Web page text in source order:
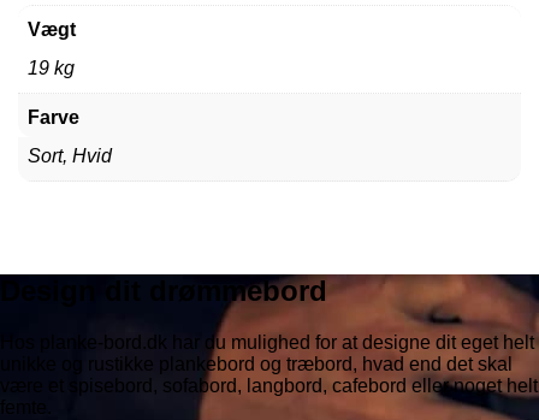
Vægt
19 kg
Farve
Sort, Hvid
Design dit drømmebord
Hos planke-bord.dk har du mulighed for at designe dit eget helt
unikke og rustikke plankebord og træbord, hvad end det skal
være et spisebord, sofabord, langbord, cafebord eller noget helt
femte.